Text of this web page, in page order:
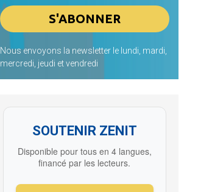
Nous envoyons la newsletter le lundi, mardi,
mercredi, jeudi et vendredi
SOUTENIR ZENIT
Disponible pour tous en 4 langues,
financé par les lecteurs.